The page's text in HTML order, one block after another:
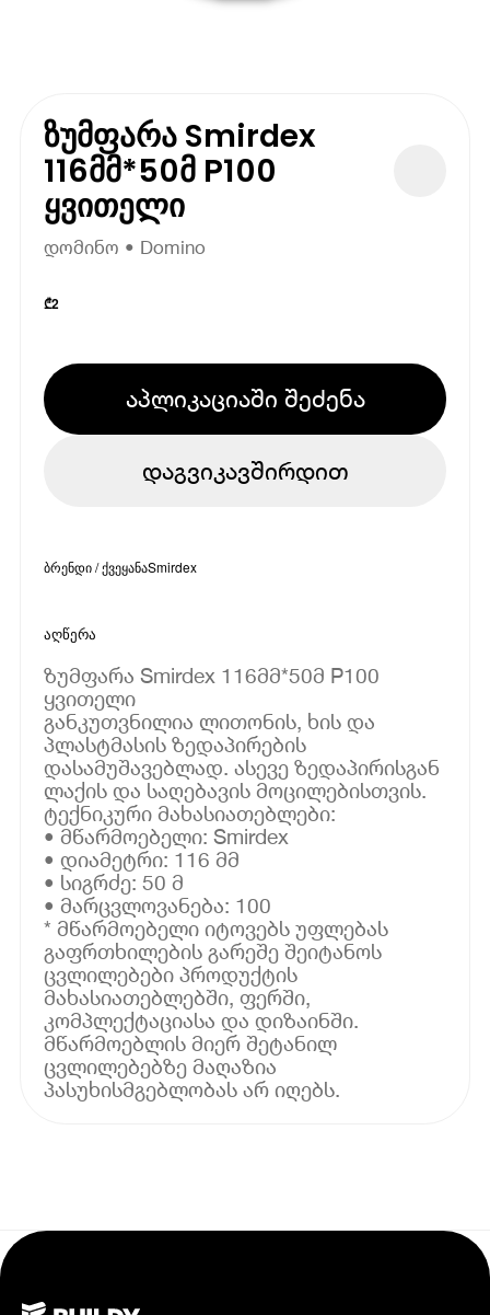
ზუმფარა Smirdex
116მმ*50მ P100
ყვითელი
დომინო • Domino
₾2
აპლიკაციაში შეძენა
დაგვიკავშირდით
ბრენდი / ქვეყანაSmirdex
აღწერა
ზუმფარა Smirdex 116მმ*50მ P100
ყვითელი
განკუთვნილია ლითონის, ხის და
პლასტმასის ზედაპირების
დასამუშავებლად. ასევე ზედაპირისგან
ლაქის და საღებავის მოცილებისთვის.
ტექნიკური მახასიათებლები:
• მწარმოებელი: Smirdex
• დიამეტრი: 116 მმ
• სიგრძე: 50 მ
• მარცვლოვანება: 100
* მწარმოებელი იტოვებს უფლებას
გაფრთხილების გარეშე შეიტანოს
ცვლილებები პროდუქტის
მახასიათებლებში, ფერში,
კომპლექტაციასა და დიზაინში.
მწარმოებლის მიერ შეტანილ
ცვლილებებზე მაღაზია
პასუხისმგებლობას არ იღებს.